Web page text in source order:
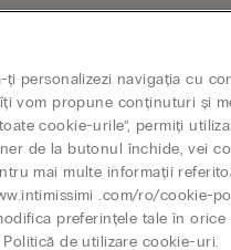
ți personalizezi navigația cu
vom propune conținuturi și
cookie-urile”, permiți
de la butonul închide, vei
mai multe informații
.com/ro/cookie-
preferințele tale în
Politică de utilizare cookie-uri.